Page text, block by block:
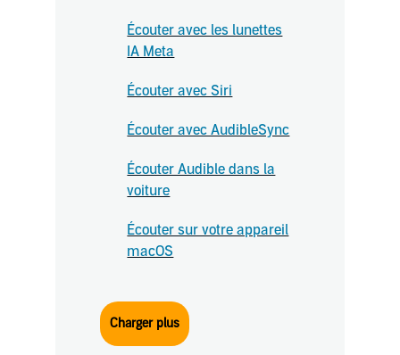
Écouter avec les lunettes
IA Meta
Écouter avec Siri
Écouter avec AudibleSync
Écouter Audible dans la
voiture
Écouter sur votre appareil
macOS
Charger plus